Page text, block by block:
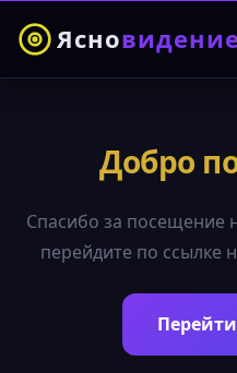
Ясновидение
Добро
Спасибо за посещение
перейдите по ссылке